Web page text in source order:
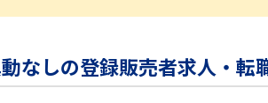
なしの登録販売者求人・転